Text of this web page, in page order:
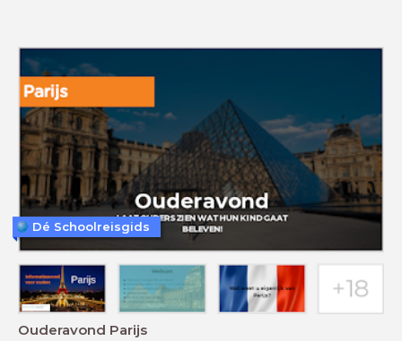
Ouderavond Parijs
Dé Schoolreisgids